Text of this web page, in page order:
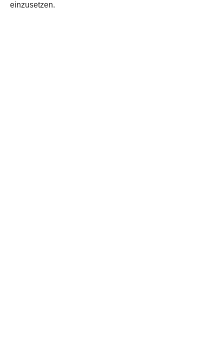
einzusetzen.